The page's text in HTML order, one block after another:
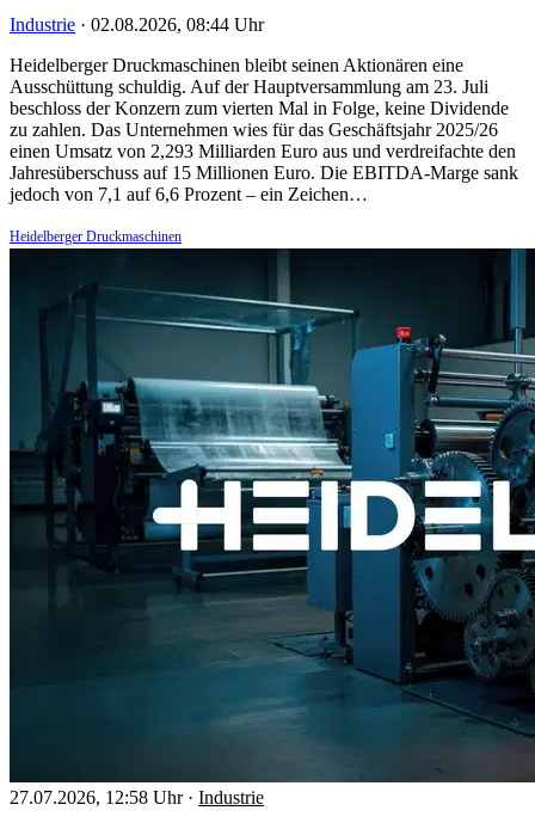
Industrie · 02.08.2026, 08:44 Uhr
Heidelberger Druckmaschinen bleibt seinen Aktionären eine
Ausschüttung schuldig. Auf der Hauptversammlung am 23. Juli
beschloss der Konzern zum vierten Mal in Folge, keine Dividende
zu zahlen. Das Unternehmen wies für das Geschäftsjahr 2025/26
einen Umsatz von 2,293 Milliarden Euro aus und verdreifachte den
Jahresüberschuss auf 15 Millionen Euro. Die EBITDA-Marge sank
jedoch von 7,1 auf 6,6 Prozent – ein Zeichen…
Heidelberger Druckmaschinen
27.07.2026, 12:58 Uhr · Industrie